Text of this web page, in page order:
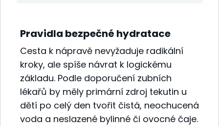
Pravidla bezpečné hydratace
Cesta k nápravě nevyžaduje radikální
kroky, ale spíše návrat k logickému
základu. Podle doporučení zubních
lékařů by měly primární zdroj tekutin u
dětí po celý den tvořit čistá, neochucená
voda a neslazené bylinné či ovocné čaje.